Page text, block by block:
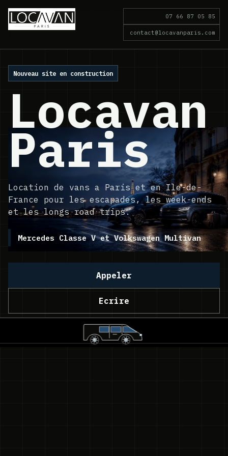
07 66 87 05 85
contact@locavanparis.com
Nouveau site en construction
Locavan
Paris
Location de vans a Paris et en Ile-de-
France pour les escapades, les week-ends
et les longs road trips.
Mercedes Classe V et Volkswagen Multivan
Appeler
Ecrire